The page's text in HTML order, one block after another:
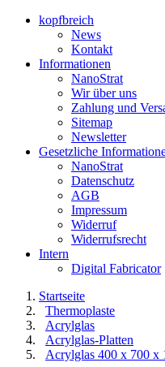
kopfbreich
News
Kontakt
Informationen
NanoStrat
Wir über uns
Zahlung und
Sitemap
Newsletter
Gesetzliche
NanoStrat
Datenschutz
AGB
Impressum
Widerruf
Widerrufsrecht
Intern
Digital Fabricator
Startseite
Thermoplaste
Acrylglas
Acrylglas-Platten
Acrylglas 400 x 700 x